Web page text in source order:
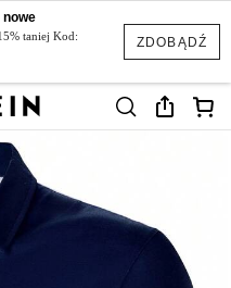
ZDOBĄDŹ
nowe
taniej Kod: